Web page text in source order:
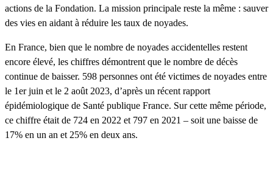
actions de la Fondation. La mission principale reste la même : sauver
des vies en aidant à réduire les taux de noyades.
En France, bien que le nombre de noyades accidentelles restent
encore élevé, les chiffres démontrent que le nombre de décès
continue de baisser. 598 personnes ont été victimes de noyades entre
le 1er juin et le 2 août 2023, d’après un récent rapport
épidémiologique de Santé publique France. Sur cette même période,
ce chiffre était de 724 en 2022 et 797 en 2021 – soit une baisse de
17% en un an et 25% en deux ans.